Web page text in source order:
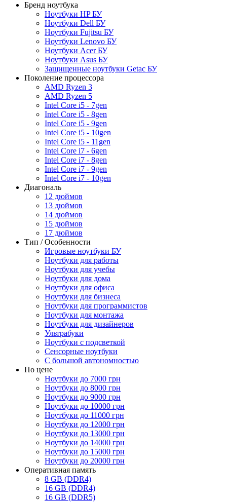
Бренд ноутбука
Ноутбуки HP БУ
Ноутбуки Dell БУ
Ноутбуки Fujitsu БУ
Ноутбуки Lenovo БУ
Ноутбуки Acer БУ
Ноутбуки Asus БУ
Защищенные ноутбуки Getac БУ
Поколение процессора
AMD Ryzen 3
AMD Ryzen 5
Intel Core i5 - 7gen
Intel Core i5 - 8gen
Intel Core i5 - 9gen
Intel Core i5 - 10gen
Intel Core i5 - 11gen
Intel Core i7 - 6gen
Intel Core i7 - 8gen
Intel Core i7 - 9gen
Intel Core i7 - 10gen
Диагональ
12 дюймов
13 дюймов
14 дюймов
15 дюймов
17 дюймов
Тип / Особенности
Игровые ноутбуки БУ
Ноутбуки для работы
Ноутбуки для учебы
Ноутбуки для дома
Ноутбуки для офиса
Ноутбуки для бизнеса
Ноутбуки для программистов
Ноутбуки для монтажа
Ноутбуки для дизайнеров
Ультрабуки
Ноутбуки с подсветкой
Сенсорные ноутбуки
С большой автономностью
По цене
Ноутбуки до 7000 грн
Ноутбуки до 8000 грн
Ноутбуки до 9000 грн
Ноутбуки до 10000 грн
Ноутбуки до 11000 грн
Ноутбуки до 12000 грн
Ноутбуки до 13000 грн
Ноутбуки до 14000 грн
Ноутбуки до 15000 грн
Ноутбуки до 20000 грн
Оперативная память
8 GB (DDR4)
16 GB (DDR4)
16 GB (DDR5)